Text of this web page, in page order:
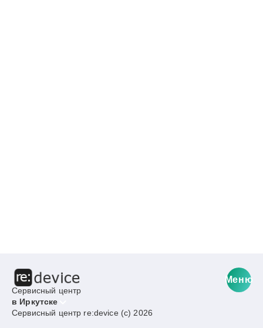
Сервисный центр
в Иркутске
Меню
Сервисный центр re:device (c) 2026